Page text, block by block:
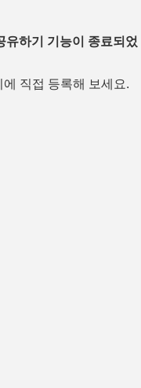
하기 기능이 종료되었
직접 등록해 보세요.